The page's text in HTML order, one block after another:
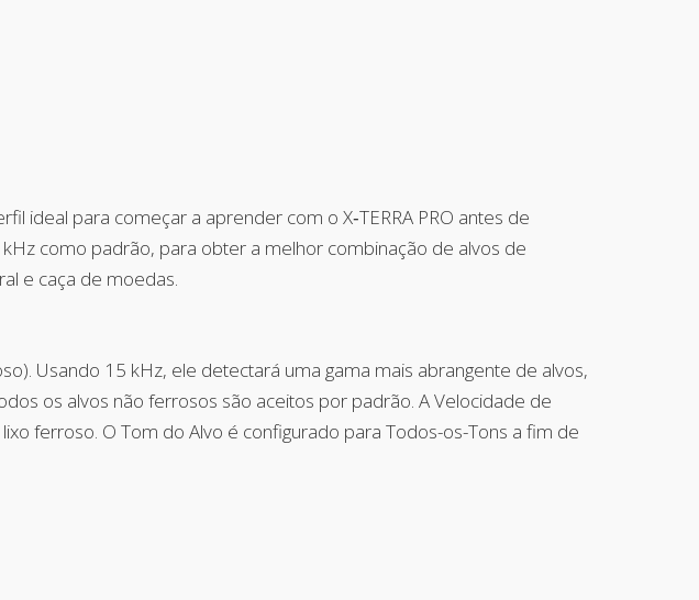
ideal para começar a aprender com o X‑TERRA PRO antes de
como padrão, para obter a melhor combinação de alvos de
e caça de moedas.
Usando 15 kHz, ele detectará uma gama mais abrangente de alvos,
os alvos não ferrosos são aceitos por padrão. A Velocidade de
ferroso. O Tom do Alvo é configurado para Todos-os-Tons a fim de